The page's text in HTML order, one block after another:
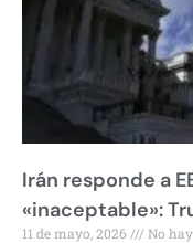
Irán responde a
«inaceptable»:
11 de mayo, 2026 No